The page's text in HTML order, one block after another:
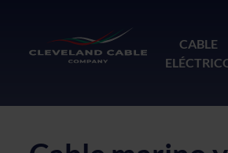
CABLE